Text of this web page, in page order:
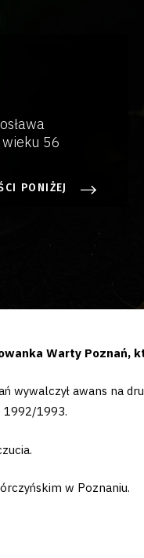
56
PONIŻEJ
Warty Poznań,
wywalczył awans na
1992/1993.
w Poznaniu.